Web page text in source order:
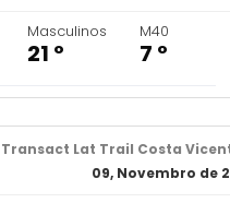
Masculinos
21 º
M40
7 º
Transact Lat Trail Costa
09, Novembro de